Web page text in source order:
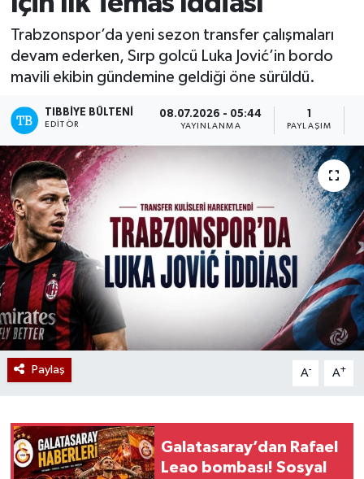
Trabzonspor’da yeni sezon transfer çalışmaları
devam ederken, Sırp golcü Luka Jović’in bordo
mavili ekibin gündemine geldiği öne sürüldü.
TIBBIYE BÜLTENI
EDITÖR
08.07.2026 - 05:44
YAYINLANMA PAYLAŞIM
Paylaş A- A+
Galatasaray’dan Rafael
Leao bombası! Sosyal
Mevzuat